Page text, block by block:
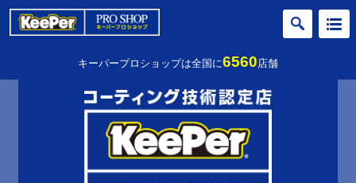
キーパープロショップは全国に6560店舗